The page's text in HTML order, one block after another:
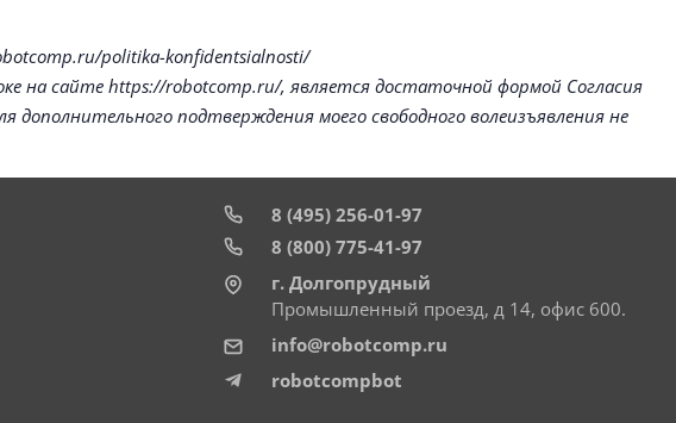
politika-konfidentsialnosti/
сайте https://robotcomp.ru/, является достаточной формой Согласия
подтверждения моего свободного волеизъявления не
8 (495) 256-01-97
8 (800) 775-41-97
г. Долгопрудный
Промышленный проезд, д 14, офис 600.
info@robotcomp.ru
robotcompbot